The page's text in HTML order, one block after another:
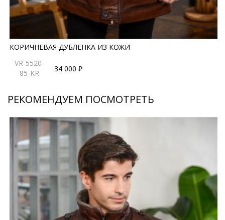
КОРИЧНЕВАЯ ДУБЛЕНКА ИЗ КОЖИ
VR-5520-
85-KR
34 000 ₽
РЕКОМЕНДУЕМ ПОСМОТРЕТЬ